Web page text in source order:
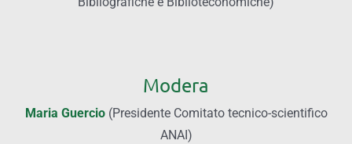
Modera
Maria Guercio(Presidente Comitato tecnico-scientifico
ANAI)